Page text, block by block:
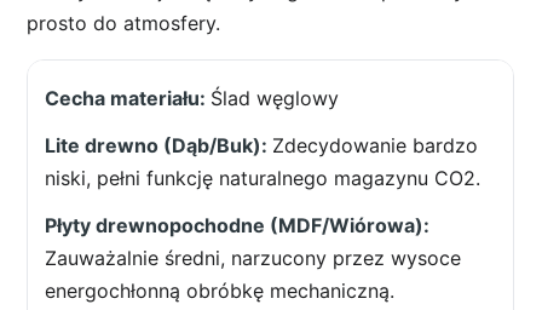
prosto do atmosfery.
Ślad węglowy
Zdecydowanie bardzo
niski, pełni funkcję naturalnego magazynu CO2.
Zauważalnie średni, narzucony przez wysoce
energochłonną obróbkę mechaniczną.